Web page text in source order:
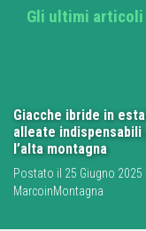
Gli ultimi
Giacche ibride in
alleate indispensabili
l’alta montagna
Postato il 25 Giugno 2025
MarcoinMontagna